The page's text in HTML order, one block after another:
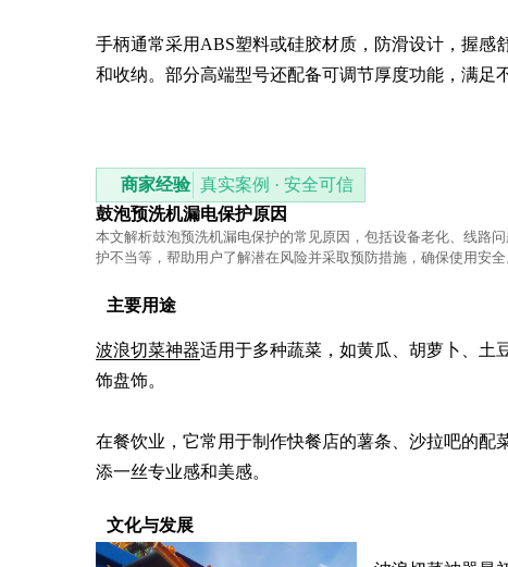
手柄通常采用ABS塑料或硅胶材质，防滑设计，握感
和收纳。部分高端型号还配备可调节厚度功能，满足
商家经验 真实案例 · 安全可信
鼓泡预洗机漏电保护原因
本文解析鼓泡预洗机漏电保护的常见原因，包括设备老化、线路
护不当等，帮助用户了解潜在风险并采取预防措施，确保使用安全
主要用途
波浪切菜神器适用于多种蔬菜，如黄瓜、胡萝卜、土
饰盘饰。
在餐饮业，它常用于制作快餐店的薯条、沙拉吧的
添一丝专业感和美感。
文化与发展